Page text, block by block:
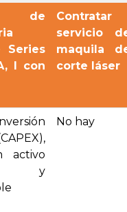
de
Series
I con
Contratar
servicio
maquila
corte láser
activo
y
No hay